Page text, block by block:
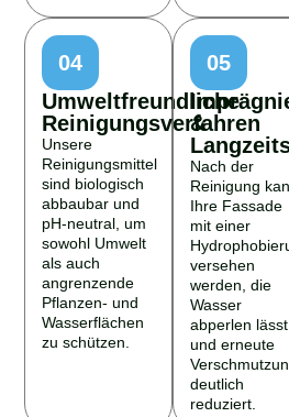
04
Umweltfreundliche
Reinigungsverfahren
Unsere
Reinigungsmittel
sind biologisch
abbaubar und
pH-neutral, um
sowohl Umwelt
als auch
angrenzende
Pflanzen- und
Wasserflächen
zu schützen.
05
&
Nach der
Reinigung
Ihre Fassade
mit einer
versehen
werden, die
Wasser
abperlen lässt
und erneute
deutlich
reduziert.